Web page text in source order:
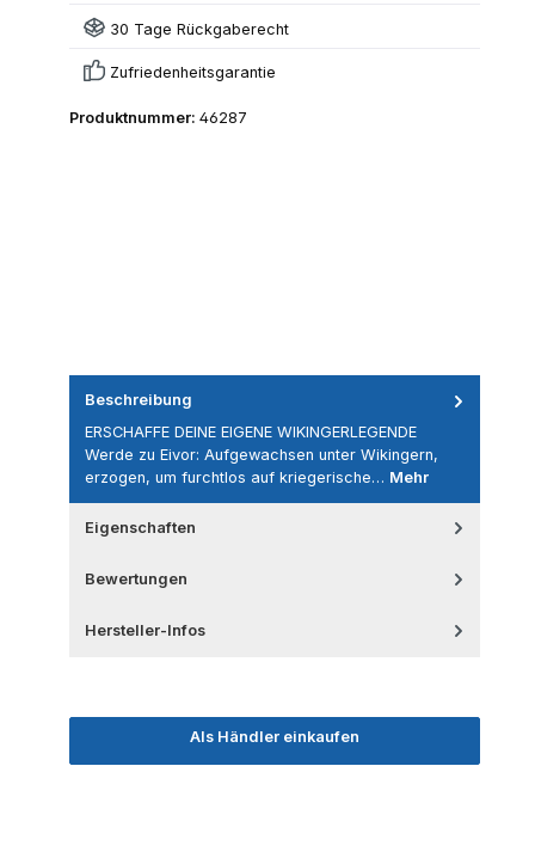
30 Tage Rückgaberecht
Zufriedenheitsgarantie
Produktnummer: 46287
Beschreibung
ERSCHAFFE DEINE EIGENE WIKINGERLEGENDE
Werde zu Eivor: Aufgewachsen unter Wikingern,
erzogen, um furchtlos auf kriegerische… Mehr
Eigenschaften
Bewertungen
Hersteller-Infos
Als Händler einkaufen